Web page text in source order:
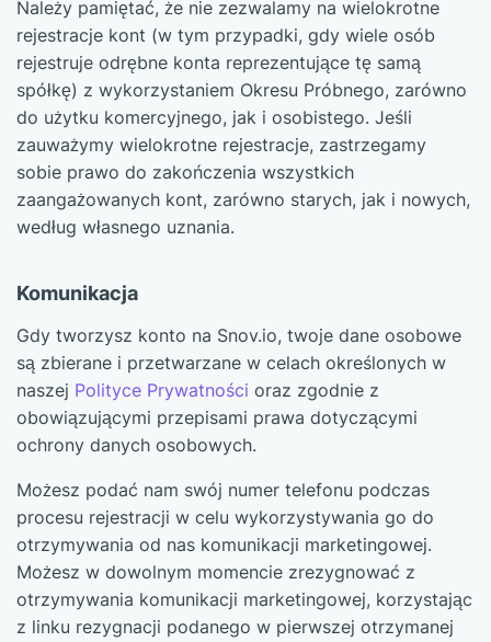
Należy pamiętać, że nie zezwalamy na wielokrotne
rejestracje kont (w tym przypadki, gdy wiele osób
rejestruje odrębne konta reprezentujące tę samą
spółkę) z wykorzystaniem Okresu Próbnego, zarówno
do użytku komercyjnego, jak i osobistego. Jeśli
zauważymy wielokrotne rejestracje, zastrzegamy
sobie prawo do zakończenia wszystkich
zaangażowanych kont, zarówno starych, jak i nowych,
według własnego uznania.
Komunikacja
Gdy tworzysz konto na Snov.io, twoje dane osobowe
są zbierane i przetwarzane w celach określonych w
naszej Polityce Prywatności oraz zgodnie z
obowiązującymi przepisami prawa dotyczącymi
ochrony danych osobowych.
Możesz podać nam swój numer telefonu podczas
procesu rejestracji w celu wykorzystywania go do
otrzymywania od nas komunikacji marketingowej.
Możesz w dowolnym momencie zrezygnować z
otrzymywania komunikacji marketingowej, korzystając
z linku rezygnacji podanego w pierwszej otrzymanej